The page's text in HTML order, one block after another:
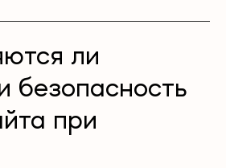
ли
безопасность
при